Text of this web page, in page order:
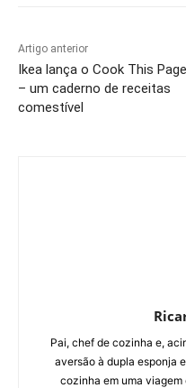
Artigo anterior
Ikea lança o Cook This Page
– um caderno de receitas
comestível
Pai, chef de cozinha e,
aversão à dupla esponja
cozinha em uma